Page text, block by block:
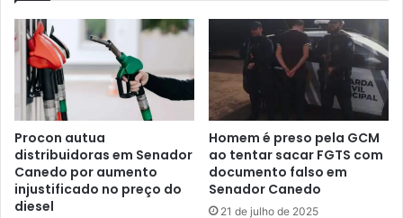
Procon autua
distribuidoras em Senador
Canedo por aumento
injustificado no preço do
diesel
Homem é preso pela GCM
ao tentar sacar FGTS com
documento falso em
Senador Canedo
21 de julho de 2025